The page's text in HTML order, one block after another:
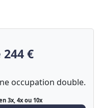
€
occupation double.
3x, 4x ou 10x